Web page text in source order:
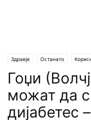
Здравје Останато
Гоџи
можат да
дијабетес